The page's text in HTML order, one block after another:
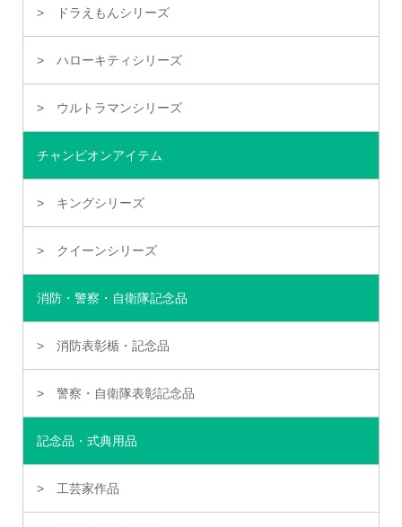
ドラえもんシリーズ
ハローキティシリーズ
ウルトラマンシリーズ
チャンピオンアイテム
キングシリーズ
クイーンシリーズ
消防・警察・自衛隊記念品
消防表彰楯・記念品
警察・自衛隊表彰記念品
記念品・式典用品
工芸家作品